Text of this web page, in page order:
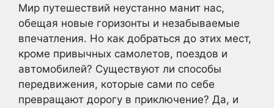
Мир путешествий неустанно манит нас,
обещая новые горизонты и незабываемые
впечатления. Но как добраться до этих мест,
кроме привычных самолетов, поездов и
автомобилей? Существуют ли способы
передвижения, которые сами по себе
превращают дорогу в приключение? Да, и